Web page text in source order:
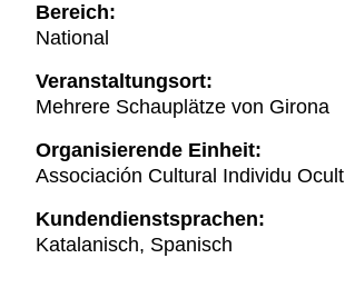
Bereich:
National
Veranstaltungsort:
Mehrere Schauplätze von Girona
Organisierende Einheit:
Associación Cultural Individu Ocult
Kundendienstsprachen:
Katalanisch, Spanisch